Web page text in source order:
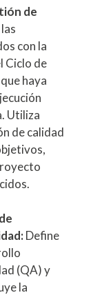
de
con la
Ciclo de
haya
Utiliza
de calidad
Define
(QA) y
la